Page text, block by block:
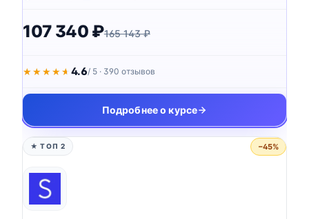
107 340 ₽165 143 ₽
★★★★★
★★★★★ 4.6/ 5 · 390 отзывов
Подробнее о курсе
★ ТОП 2 −45%